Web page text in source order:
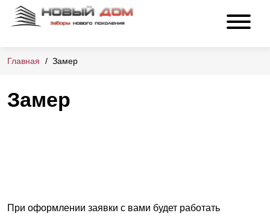
Главная Замер
Замер
При оформлении заявки с вами будет работать